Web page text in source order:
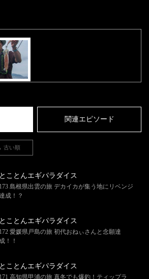
関連エピソード
古い順
とことんエギパラダイス
173 島根県出雲の旅 デカイカが集う地にリベンジ
成！？
とことんエギパラダイス
172 愛媛県戸島の旅 初代おねぃさんと念願達
成！！
とことんエギパラダイス
171 高知県甲浦の旅 真冬でも爆釣！ティップラ